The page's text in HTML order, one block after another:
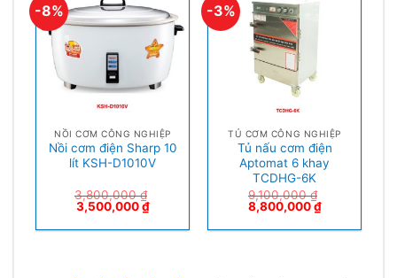
-8%
NỒI CƠM CÔNG NGHIỆP
Nồi cơm điện Sharp 10
lít KSH-D1010V
3,800,000₫
3,500,000₫
-3%
TỦ CƠM CÔNG NGHIỆP
Tủ nấu cơm điện
Aptomat 6 khay
TCDHG-6K
9,100,000₫
8,800,000₫